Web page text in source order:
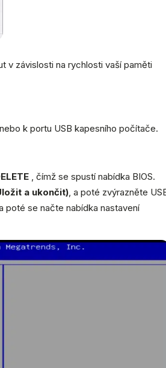
v závislosti na rychlosti vaší paměti
k portu USB kapesního počítače.
, čímž se spustí nabídka BIOS.
a ukončit) , a poté zvýrazněte
poté se načte nabídka nastavení